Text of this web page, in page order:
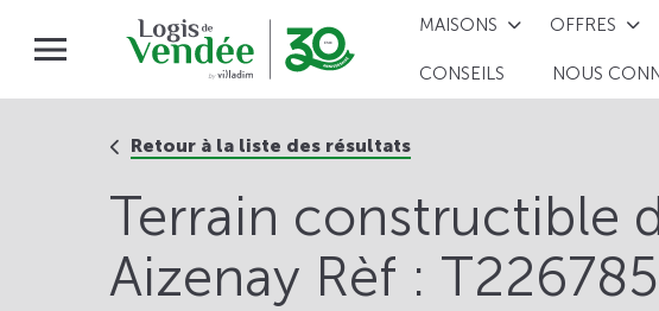
MAISONS OFFRES
CONSEILS NOUS
Retour à la liste des résultats
Terrain constructible
Aizenay Rèf : T226785